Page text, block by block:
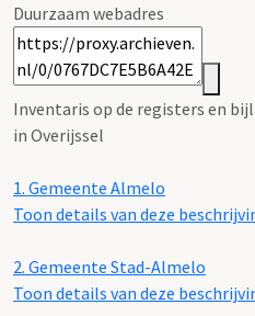
Duurzaam webadres
Inventaris op de registers en
in Overijssel
1. Gemeente Almelo
Toon details van deze
2. Gemeente Stad-Almelo
Toon details van deze